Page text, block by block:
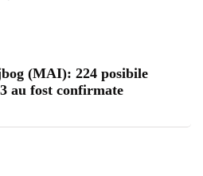
(MAI): 224 posibile
au fost confirmate